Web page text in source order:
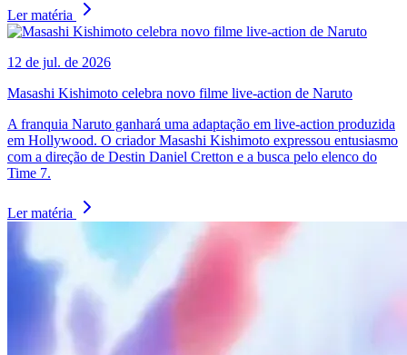
Ler matéria
12 de jul. de 2026
Masashi Kishimoto celebra novo filme live-action de Naruto
A franquia Naruto ganhará uma adaptação em live-action produzida
em Hollywood. O criador Masashi Kishimoto expressou entusiasmo
com a direção de Destin Daniel Cretton e a busca pelo elenco do
Time 7.
Ler matéria